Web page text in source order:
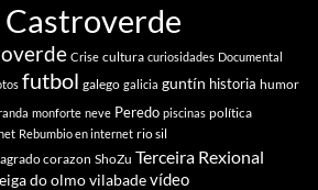
Crise cultura curiosidades Documental
futbol galego galicia guntín historia humor
monforte neve Peredo piscinas política
Rebumbio en internet rio sil
corazon ShoZu Terceira Rexional
do olmovilabadevídeo